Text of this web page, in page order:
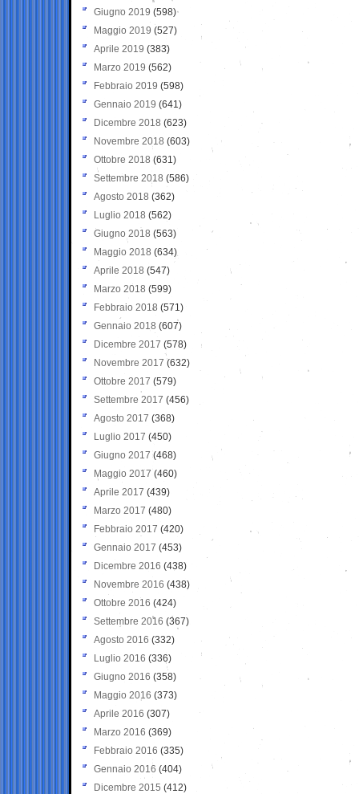
Giugno 2019 (598)
Maggio 2019 (527)
Aprile 2019 (383)
Marzo 2019 (562)
Febbraio 2019 (598)
Gennaio 2019 (641)
Dicembre 2018 (623)
Novembre 2018 (603)
Ottobre 2018 (631)
Settembre 2018 (586)
Agosto 2018 (362)
Luglio 2018 (562)
Giugno 2018 (563)
Maggio 2018 (634)
Aprile 2018 (547)
Marzo 2018 (599)
Febbraio 2018 (571)
Gennaio 2018 (607)
Dicembre 2017 (578)
Novembre 2017 (632)
Ottobre 2017 (579)
Settembre 2017 (456)
Agosto 2017 (368)
Luglio 2017 (450)
Giugno 2017 (468)
Maggio 2017 (460)
Aprile 2017 (439)
Marzo 2017 (480)
Febbraio 2017 (420)
Gennaio 2017 (453)
Dicembre 2016 (438)
Novembre 2016 (438)
Ottobre 2016 (424)
Settembre 2016 (367)
Agosto 2016 (332)
Luglio 2016 (336)
Giugno 2016 (358)
Maggio 2016 (373)
Aprile 2016 (307)
Marzo 2016 (369)
Febbraio 2016 (335)
Gennaio 2016 (404)
Dicembre 2015 (412)